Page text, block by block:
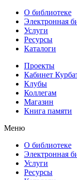
О библиотеке
Электронная
Услуги
Ресурсы
Каталоги
Проекты
Кабинет
Клубы
Коллегам
Магазин
Книга памяти
Меню
О библиотеке
Электронная
Услуги
Ресурсы